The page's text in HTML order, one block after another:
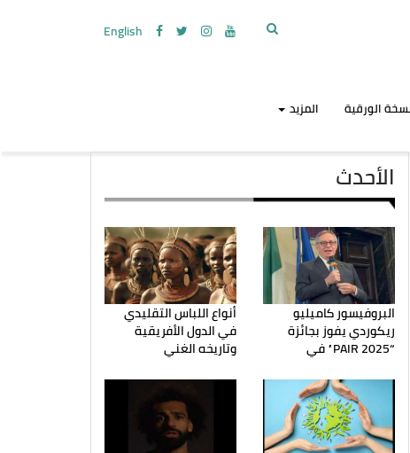
English
الورقية المزيد
الأحدث
البروفيسور كاميليو
ريكوردي يفوز بجائزة
“PAIR 2025” في
أنواع اللباس التقليدي
في الدول الأفريقية
وتاريخه الغني